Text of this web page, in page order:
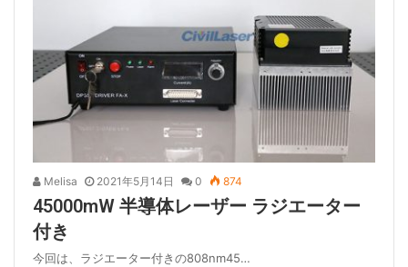
Melisa 2021年5月14日 0 874
45000mW 半導体レーザー ラジエーター
付き
今回は、ラジエーター付きの808nm45…